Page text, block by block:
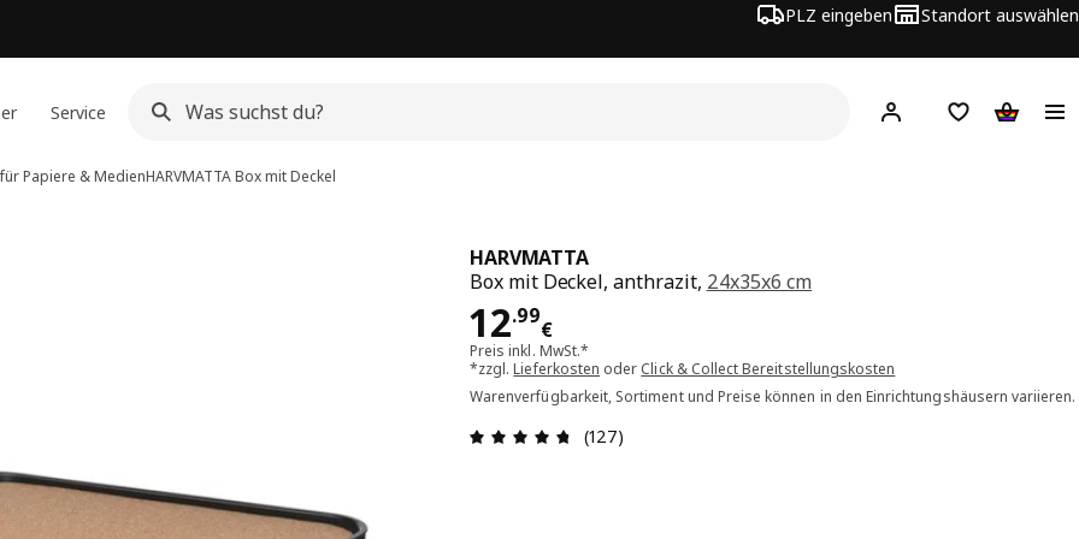
PLZ eingeben Standort auswählen
Service Hej! Hier einloggen
Merkzettel
Papiere & MedienHARVMATTABox mit Deckel
HARVMATTA
Box mit Deckel, anthrazit, 24x35x6 cm
12.99
€
Preis 12.99€
Preis inkl. MwSt.*
*zzgl.Lieferkosten oder Click & Collect Bereitstellungskosten
Warenverfügbarkeit, Sortiment und Preise können in den Einrichtungshäusern variieren.
Bewertung: 4.7 von 5 Sterne Alle Bewertungen: 127
(127)